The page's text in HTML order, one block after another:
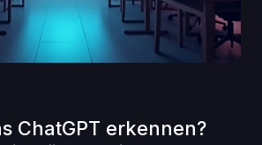
ChatGPT erkennen?